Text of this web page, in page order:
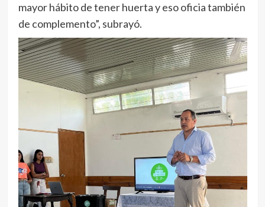
mayor hábito de tener huerta y eso oficia también
de complemento”, subrayó.